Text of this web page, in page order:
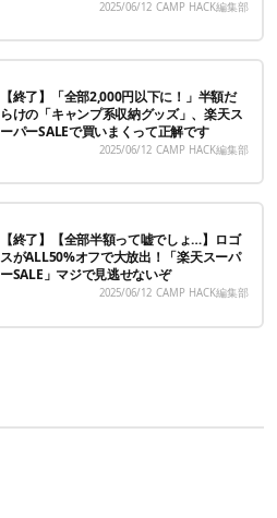
2025/06/12 CAMP HACK編集部
【終了】「全部2,000円以下に！」半額だ
らけの「キャンプ系収納グッズ」、楽天ス
ーパーSALEで買いまくって正解です
2025/06/12 CAMP HACK編集部
【終了】【全部半額って嘘でしょ…】ロゴ
スがALL50%オフで大放出！「楽天スーパ
ーSALE」マジで見逃せないぞ
2025/06/12 CAMP HACK編集部